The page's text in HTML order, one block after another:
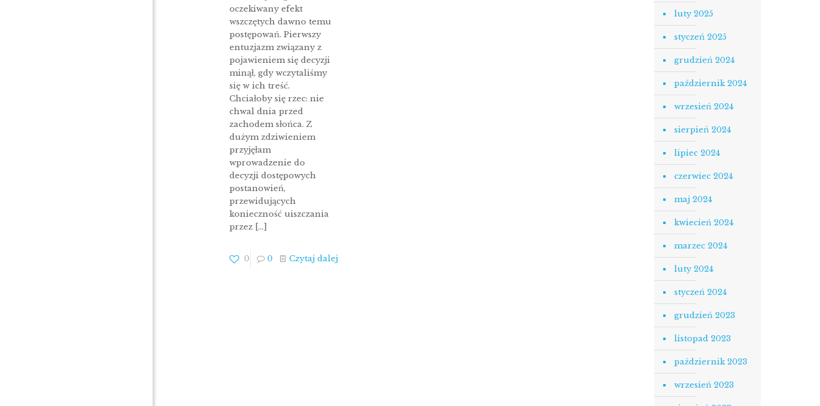
oczekiwany efekt
wszczętych dawno temu
postępowań. Pierwszy
entuzjazm związany z
pojawieniem się decyzji
minął, gdy wczytaliśmy
się w ich treść.
Chciałoby się rzec: nie
chwal dnia przed
zachodem słońca. Z
dużym zdziwieniem
przyjęłam
wprowadzenie do
decyzji dostępowych
postanowień,
przewidujących
konieczność uiszczania
przez[…]
0 0 Czytaj dalej
luty 2025
styczeń 2025
grudzień 2024
październik 2024
wrzesień 2024
sierpień 2024
lipiec 2024
czerwiec 2024
maj 2024
kwiecień 2024
marzec 2024
luty 2024
styczeń 2024
grudzień 2023
listopad 2023
październik 2023
wrzesień 2023